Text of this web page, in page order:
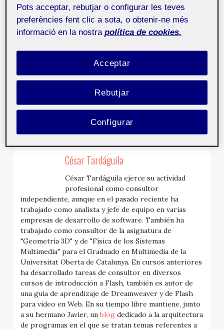
Dispositivos móviles y multimedia [PDF]
Cita recomendada : TARDÁGUILA, César. Dispositivos
ISSN: 1696-3296. DOI:https://doi.org/10.7238/m.n49.0619.
distribución móviles
César Tardáguila
César Tardáguila ejerce su actividad
profesional como consultor
independiente, aunque en el pasado reciente ha
trabajado como analista y jefe de equipo en varias
empresas de desarrollo de software. También ha
trabajado como consultor de la asignatura de
"Geometría 3D" y de "Física de los Sistemas
Multimedia" para el Graduado en Multimedia de la
Universitat Oberta de Catalunya. En cursos anteriores
ha desarrollado tareas de consultor en diversos
cursos de introducción a Flash, también es autor de
una guía de aprendizaje de Dreamweaver y de Flash
para vídeo en Web. En su tiempo libre mantiene, junto
a su hermano Javier, un blogdedicado a la arquitectura
de programas en el que se tratan temas referentes a
Pots acceptar, rebutjar o configurar les teves
preferències fent clic a sota, o obtenir-ne més
informació en la nostra política de cookies.
Rebutjar
Acceptar
Configurar